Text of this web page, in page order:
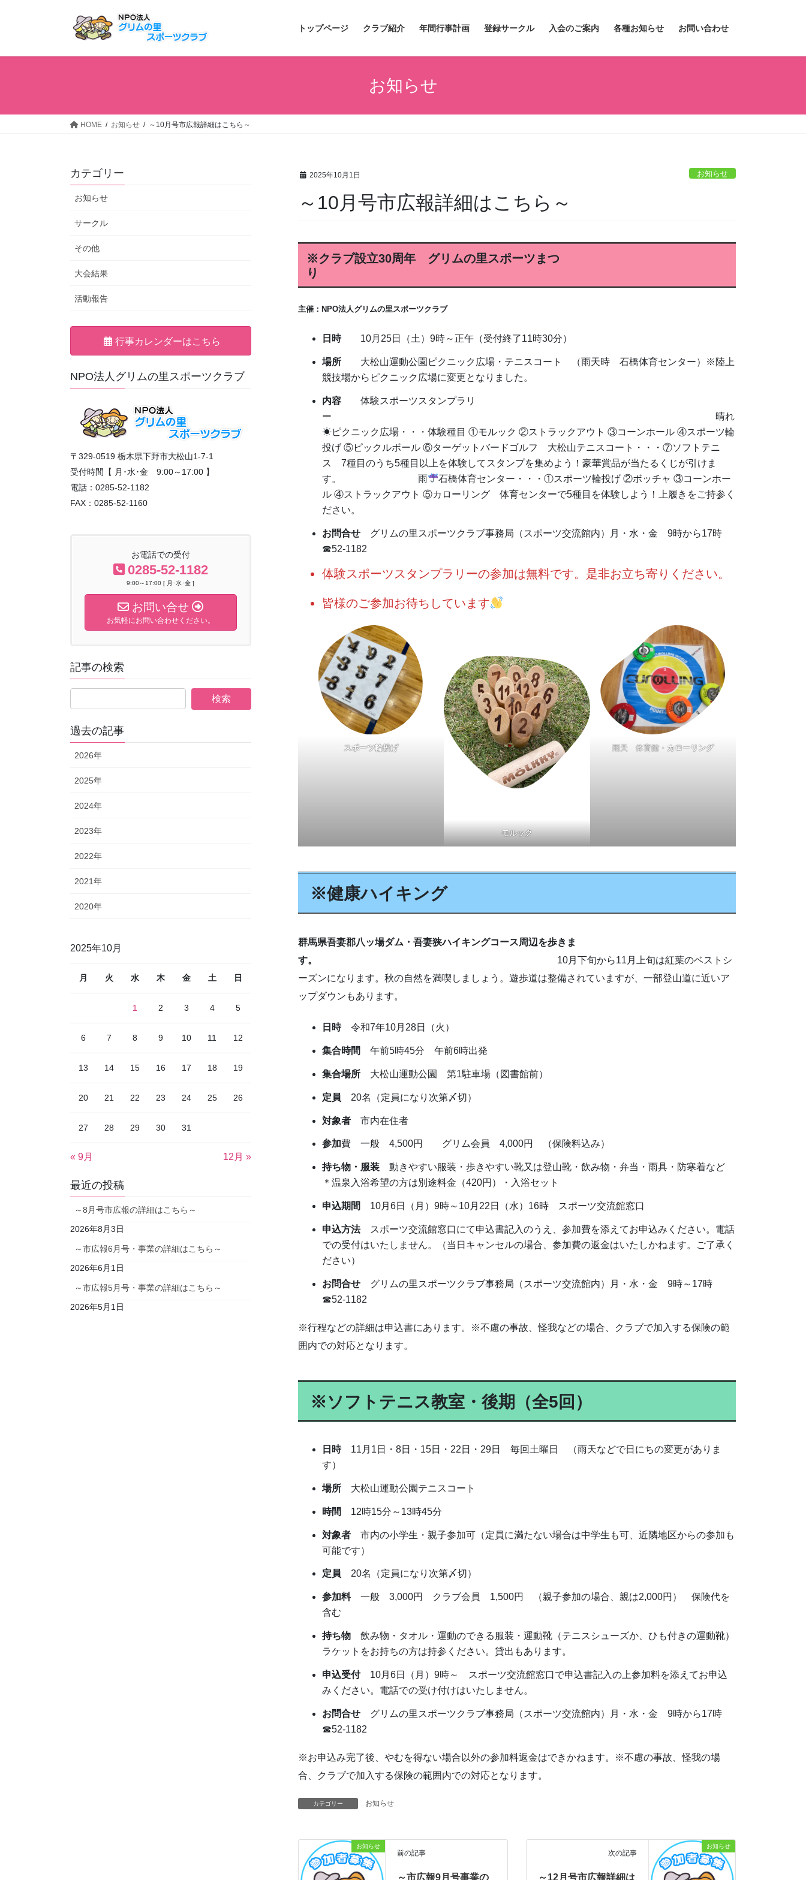
トップページ クラブ紹介 年間行事計画 登録サークル 入会のご案内 各種お知らせ お問い合わせ
お知らせ
HOME お知らせ ～10月号市広報詳細はこちら～
2025年10月1日 お知らせ
～10月号市広報詳細はこちら～
※クラブ設立30周年 グリムの里スポーツまつ
り
主催：NPO法人グリムの里スポーツクラブ
日時10月25日（土）9時～正午（受付終了11時30分）
場所 大松山運動公園ピクニック広場・テニスコート （雨天時 石橋体育センター）※陸上
競技場からピクニック広場に変更となりました。
内容 体験スポーツスタンプラリ
ー 晴れ
☀ピクニック広場・・・体験種目 ①モルック ②ストラックアウト ③コーンホール ④スポーツ輪
投げ ⑤ピックルボール ⑥ターゲットバードゴルフ 大松山テニスコート・・・⑦ソフトテニ
ス 7種目のうち5種目以上を体験してスタンプを集めよう！豪華賞品が当たるくじが引けま
す。 雨
石橋体育センター・・・①スポーツ輪投げ ②ボッチャ ③コーンホー
ル ④ストラックアウト ⑤カローリング 体育センターで5種目を体験しよう！上履きをご持参く
ださい。
お問合せ グリムの里スポーツクラブ事務局（スポーツ交流館内）月・水・金 9時から17時
☎52-1182
体験スポーツスタンプラリーの参加は無料です。是非お立ち寄りください。
皆様のご参加お待ちしています
スポーツ輪投げ
モルック
雨天 体育館・ カローリング
※健康ハイキング
群馬県吾妻郡八ッ場ダム・吾妻狭ハイキングコース周辺を歩きま
す。
10月下旬から11月上旬は紅葉のベストシ
ーズンになります。秋の自然を満喫しましょう。遊歩道は整備されていますが、一部登山道に近いア
ップダウンもあります。
日時令和7年10月28日（火）
集合時間 午前5時45分 午前6時出発
集合場所 大松山運動公園 第1駐車場（図書館前）
定員 20名（定員になり次第〆切）
対象者 市内在住者
参加費 一般 4,500円 グリム会員 4,000円 （保険料込み）
持ち物・服装 動きやすい服装・歩きやすい靴又は登山靴・飲み物・弁当・雨具・防寒着など
＊温泉入浴希望の方は別途料金（420円）・入浴セット
申込期間 10月6日（月）9時～10月22日（水）16時 スポーツ交流館窓口
申込方法スポーツ交流館窓口にて申込書記入のうえ、参加費を添えてお申込みください。電話
での受付はいたしません。（当日キャンセルの場合、参加費の返金はいたしかねます。ご了承く
ださい）
お問合せ グリムの里スポーツクラブ事務局（スポーツ交流館内）月・水・金 9時～17時
☎52-1182
※行程などの詳細は申込書にあります。※不慮の事故、怪我などの場合、クラブで加入する保険の範
囲内での対応となります。
※ソフトテニス教室・後期（全5回）
日時11月1日・8日・15日・22日・29日 毎回土曜日 （雨天などで日にちの変更がありま
す）
場所 大松山運動公園テニスコート
時間 12時15分～13時45分
対象者 市内の小学生・親子参加可（定員に満たない場合は中学生も可、近隣地区からの参加も
可能です）
定員 20名（定員になり次第〆切）
参加料一般 3,000円 クラブ会員 1,500円 （親子参加の場合、親は2,000円） 保険代を
含む
持ち物 飲み物・タオル・運動のできる服装・運動靴（テニスシューズか、ひも付きの運動靴）
ラケットをお持ちの方は持参ください。貸出もあります。
申込受付10月6日（月）9時～ スポーツ交流館窓口で申込書記入の上参加料を添えてお申込
みください。電話での受け付けはいたしません。
お問合せ グリムの里スポーツクラブ事務局（スポーツ交流館内）月・水・金 9時から17時
☎52-1182
※お申込み完了後、やむを得ない場合以外の参加料返金はできかねます。※不慮の事故、怪我の場
合、クラブで加入する保険の範囲内での対応となります。
カテゴリー お知らせ
お知らせ
前の記事
～市広報9月号事業の
お知らせ
次の記事
～12月号市広報詳細は
カテゴリー
お知らせ
サークル
その他
大会結果
活動報告
行事カレンダーはこちら
NPO法人グリムの里スポーツクラブ
〒329-0519 栃木県下野市大松山1-7-1
受付時間【 月･水･金 9:00～17:00 】
電話：0285-52-1182
FAX：0285-52-1160
お電話での受付
0285-52-1182
9:00～17:00 [ 月･水･金 ]
お問い合せ
お気軽にお問い合わせください。
記事の検索
過去の記事
2026年
2025年
2024年
2023年
2022年
2021年
2020年
2025年10月
月 火 水 木 金 土 日
1 2 3 4 5
6 7 8 9 10 11 12
13 14 15 16 17 18 19
20 21 22 23 24 25 26
27 28 29 30 31
« 9月 12月 »
最近の投稿
～8月号市広報の詳細はこちら～
2026年8月3日
～市広報6月号・事業の詳細はこちら～
2026年6月1日
～市広報5月号・事業の詳細はこちら～
2026年5月1日